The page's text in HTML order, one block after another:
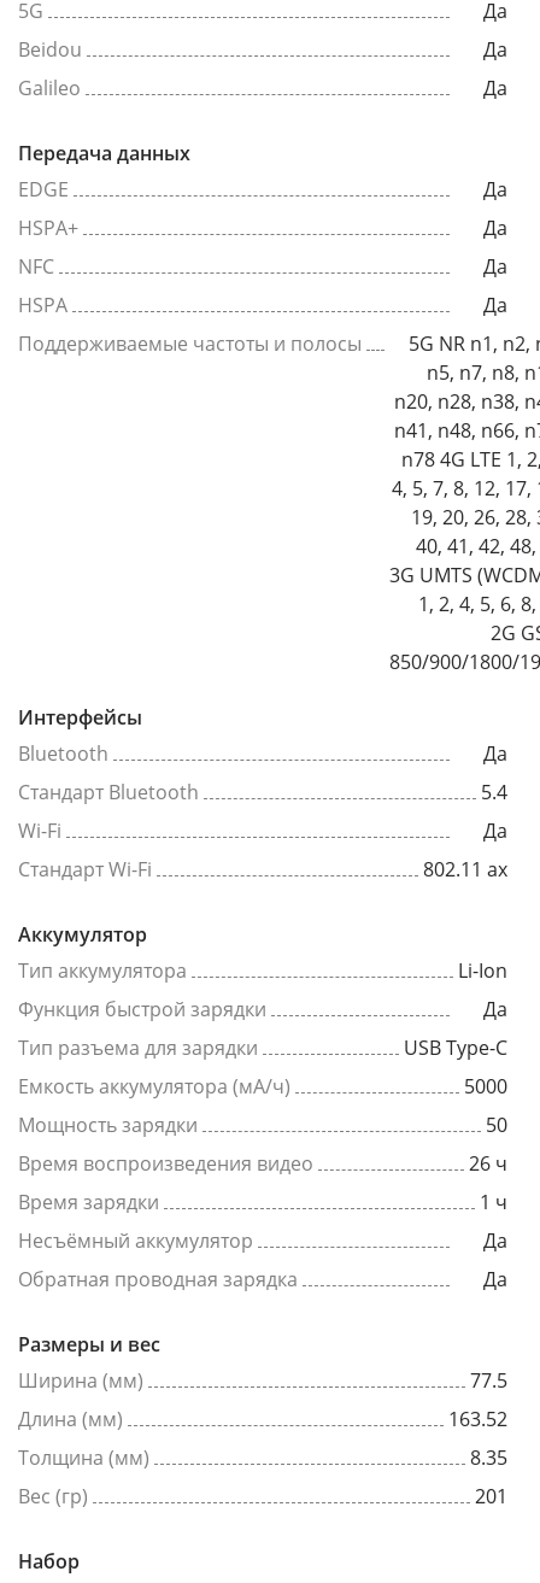
5G
Да
Beidou
Да
Galileo
Да
Передача данных
EDGE
Да
HSPA+
Да
NFC
Да
HSPA
Да
Поддерживаемые частоты и полосы
5G NR n1, n2,
n5, n7, n8,
n20, n28, n38,
n41, n48, n66,
n78 4G LTE 1, 2, 3,
4, 5, 7, 8, 12, 17,
19, 20, 26, 28,
40, 41, 42,
3G UMTS
1, 2, 4, 5, 6,
2G
850/900/1800/
Интерфейсы
Bluetooth
Да
Стандарт Bluetooth
5.4
Wi-Fi
Да
Стандарт Wi-Fi
802.11 ax
Аккумулятор
Тип аккумулятора
Li-Ion
Функция быстрой зарядки
Да
Тип разъема для зарядки
USB Type-C
Емкость аккумулятора (мА/ч)
5000
Мощность зарядки
50
Время воспроизведения видео
26 ч
Время зарядки
1 ч
Несъёмный аккумулятор
Да
Обратная проводная зарядка
Да
Размеры и вес
Ширина (мм)
77.5
Длина (мм)
163.52
Толщина (мм)
8.35
Вес (гр)
201
Набор